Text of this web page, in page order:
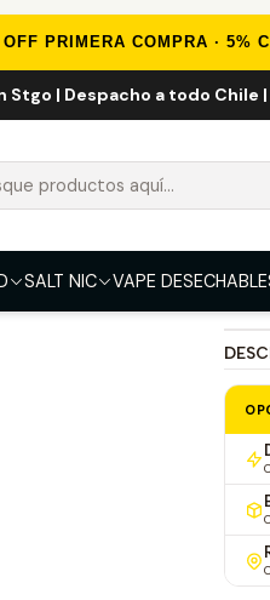
PRIMERA COMPRA · 5%
Stgo | Despacho a todo
SALT NIC VAPE